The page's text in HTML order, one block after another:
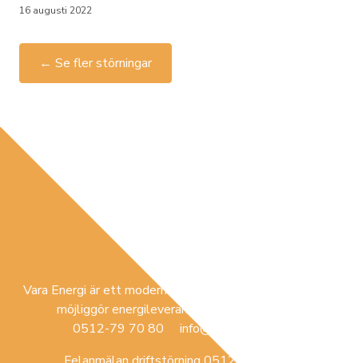
16 augusti 2022
← Se fler störningar
Vara Energi är ett modernt lokalt förankrat företag som
möjliggör energileverans i Vara med omnejd.
0512-79 70 80 info@varaenergi.se